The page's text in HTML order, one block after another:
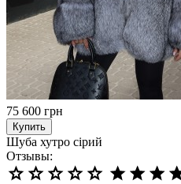
75 600 грн
Купить
Шуба хутро сірий
Отзывы: